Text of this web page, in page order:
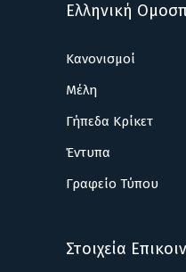
Ελληνική
Κανονισμοί
Μέλη
Γήπεδα Κρίκετ
Έντυπα
Γραφείο Τύπου
Στοιχεία